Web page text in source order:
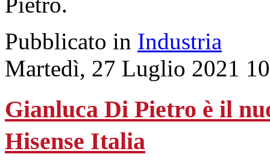
Pubblicato in Industria
Martedì, 27 Luglio 2021
Gianluca Di Pietro è il
Hisense Italia